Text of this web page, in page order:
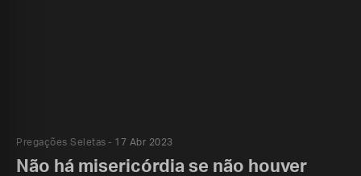
Pregações Seletas 17 Abr 2023
Não há misericórdia se não houver